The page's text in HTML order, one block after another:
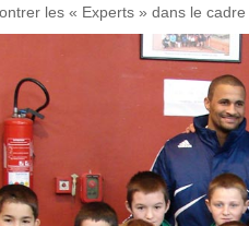
les « Experts » dans le